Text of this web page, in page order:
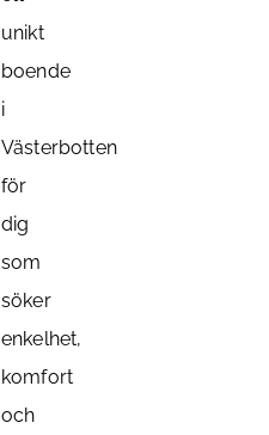
unikt
boende
i
Västerbotten
för
dig
som
söker
enkelhet,
komfort
och